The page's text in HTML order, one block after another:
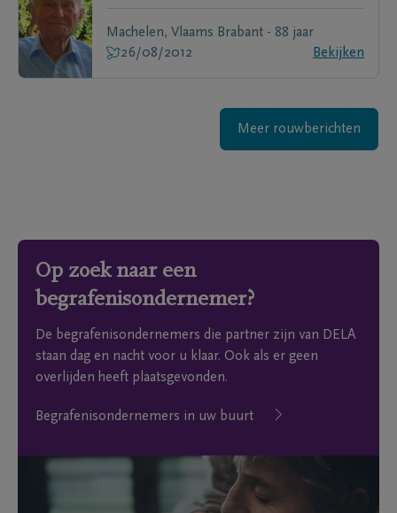
Machelen, Vlaams Brabant - 88 jaar
26/08/2012
Bekijken
Meer rouwberichten
Op zoek naar een
begrafenisondernemer?
De begrafenisondernemers die partner zijn van DELA
staan dag en nacht voor u klaar. Ook als er geen
overlijden heeft plaatsgevonden.
Begrafenisondernemers in uw buurt